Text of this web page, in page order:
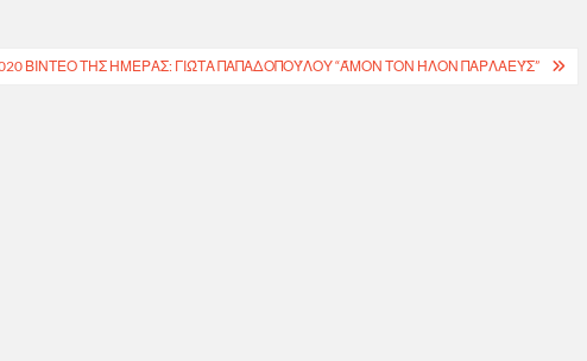
ΒΙΝΤΕΟ ΤΗΣ ΗΜΕΡΑΣ: ΓΙΏΤΑ ΠΑΠΑΔΟΠΟΎΛΟΥ “ΆΜΟΝ ΤΟΝ ΉΛΟΝ ΠΑΡΛΑΕΎΣ”